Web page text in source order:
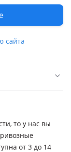
сайта
то у нас вы
от 3 до 14